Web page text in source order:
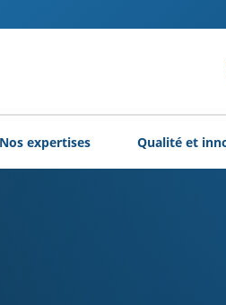
Nos expertises Qualité et